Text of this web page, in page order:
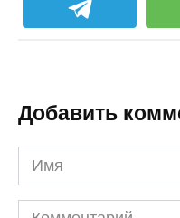
Добавить
Имя
Комментарий